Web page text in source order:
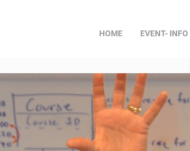
HOME EVENT- INFO